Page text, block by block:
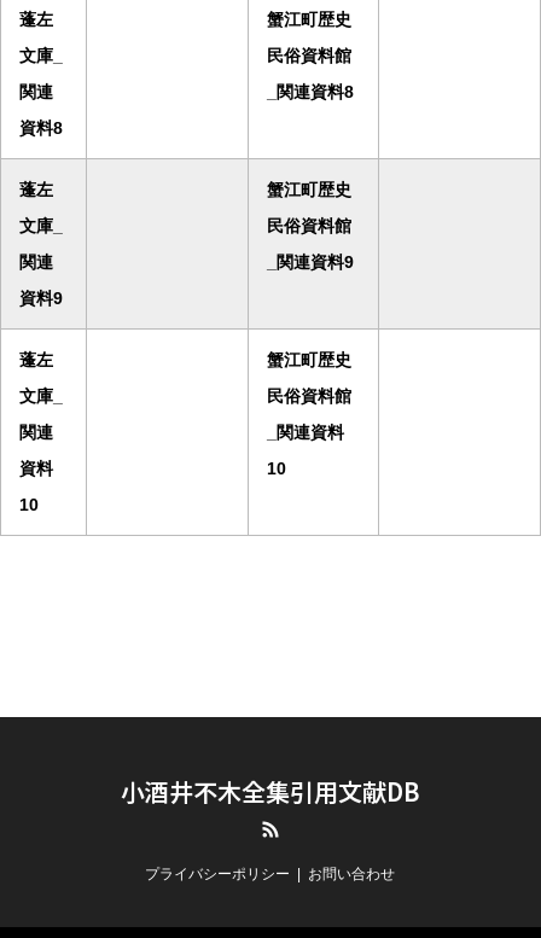
蓬左
文庫_
関連
資料8
蟹江町歴史
民俗資料館
_関連資料8
蓬左
文庫_
関連
資料9
蟹江町歴史
民俗資料館
_関連資料9
蓬左
文庫_
関連
資料
10
蟹江町歴史
民俗資料館
_関連資料
10
小酒井不木全集引用文献DB
プライバシーポリシー お問い合わせ